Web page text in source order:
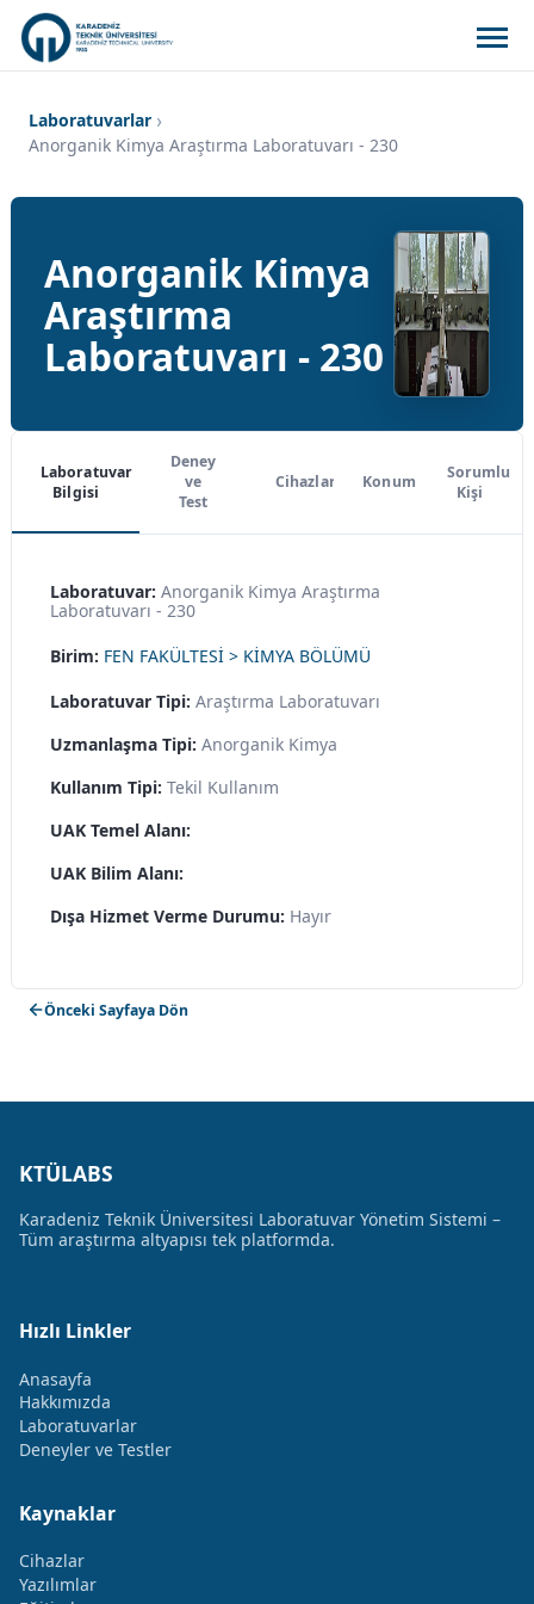
Laboratuvarlar
Anorganik Kimya Araştırma Laboratuvarı - 230
Anorganik Kimya
Araştırma
Laboratuvarı - 230
Laboratuvar
Bilgisi
Deney
ve
Test
Cihazlar Konum
Sorumlu
Kişi
Laboratuvar: Anorganik Kimya Araştırma
Laboratuvarı - 230
Birim: FEN FAKÜLTESİ > KİMYA BÖLÜMÜ
Laboratuvar Tipi: Araştırma Laboratuvarı
Uzmanlaşma Tipi: Anorganik Kimya
Kullanım Tipi: Tekil Kullanım
UAK Temel Alanı:
UAK Bilim Alanı:
Dışa Hizmet Verme Durumu: Hayır
Önceki Sayfaya Dön
KTÜLABS
Karadeniz Teknik Üniversitesi Laboratuvar Yönetim Sistemi –
Tüm araştırma altyapısı tek platformda.
Hızlı Linkler
Anasayfa
Hakkımızda
Laboratuvarlar
Deneyler ve Testler
Kaynaklar
Cihazlar
Yazılımlar